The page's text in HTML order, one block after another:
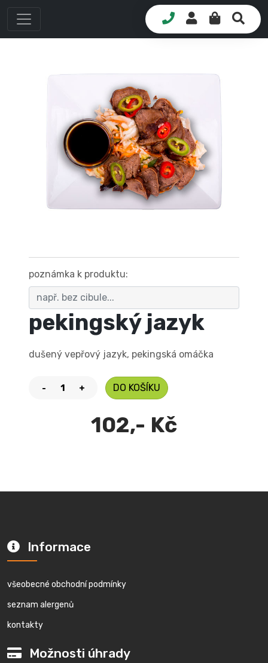
poznámka k produktu:
pekingský jazyk
dušený vepřový jazyk, pekingská omáčka
- + DO KOŠÍKU
102,- Kč
Informace
všeobecné obchodní podmínky
seznam alergenů
kontakty
Možnosti úhrady